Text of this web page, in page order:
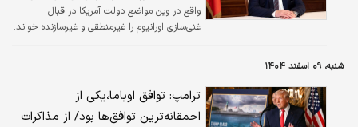
واقع در وین مواضع دولت آمریکا در قبال
غنی‌سازی اورانیوم را غیرمنطقی و غیرسازنده خواند.
شنبه، ۰۹ اسفند ۱۴۰۴
ترامپ: توافق اوباما،یکی از
احمقانه‌ترین توافق‌ها بود/ از مذاکرات